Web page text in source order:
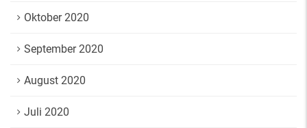
Oktober 2020
September 2020
August 2020
Juli 2020